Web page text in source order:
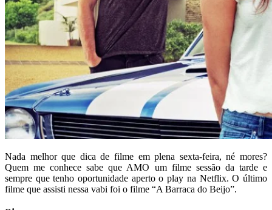
Nada melhor que dica de filme em plena sexta-feira, né mores?
Quem me conhece sabe que AMO um filme sessão da tarde e
sempre que tenho oportunidade aperto o play na Netflix. O último
filme que assisti nessa vabi foi o filme “A Barraca do Beijo”.